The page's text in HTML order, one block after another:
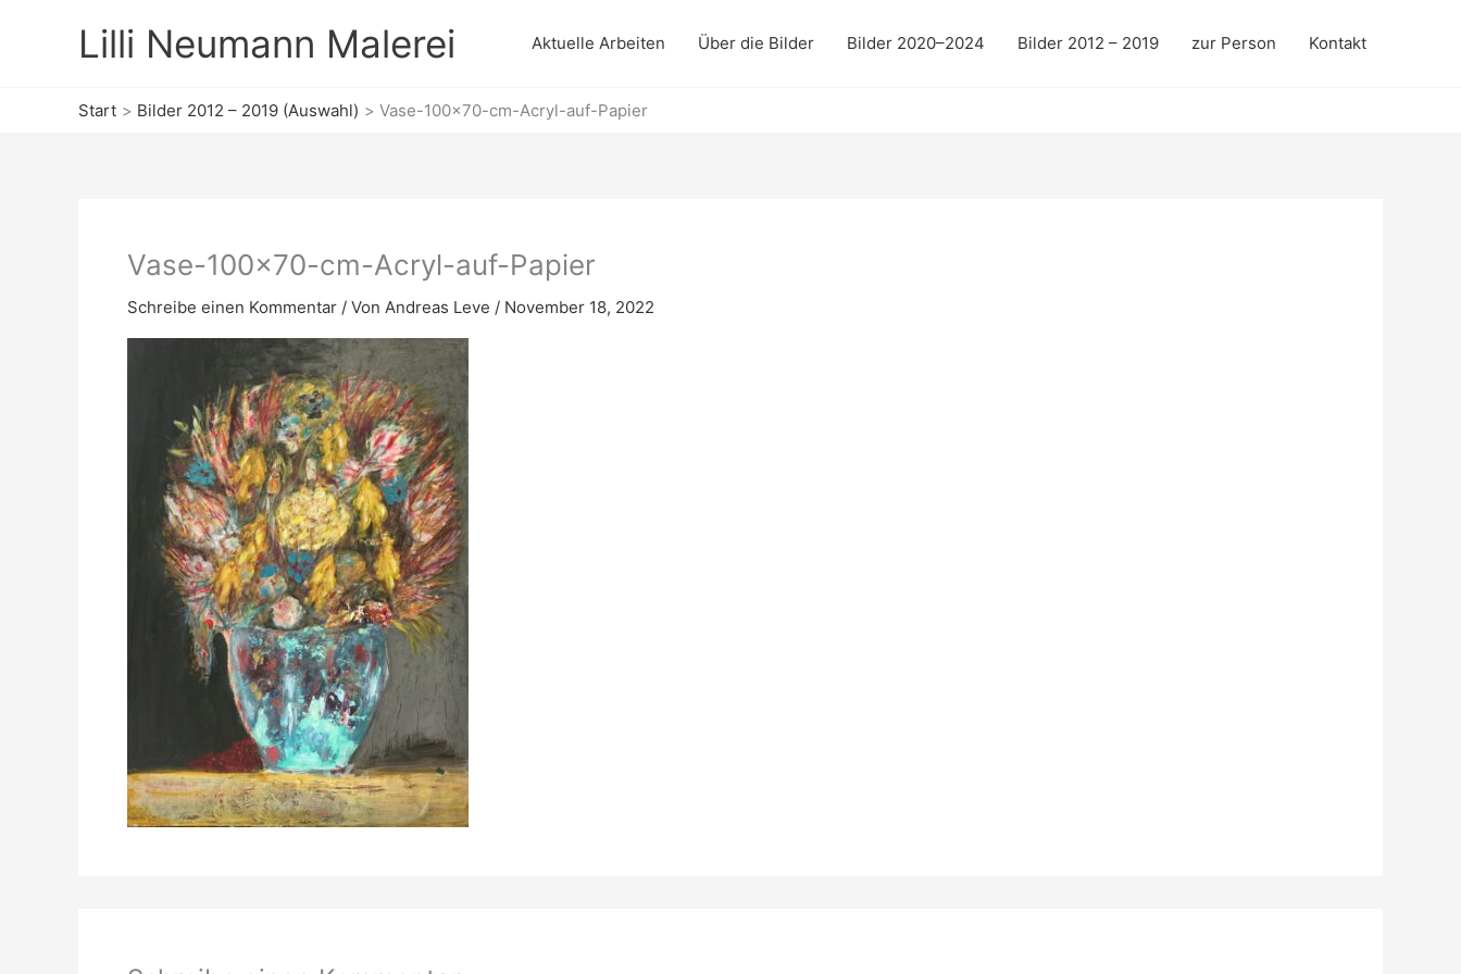
Lilli Neumann Malerei Aktuelle Arbeiten Über die Bilder Bilder 2020–2024 Bilder 2012 – 2019 zur Person Kontakt
Start Bilder 2012 – 2019 (Auswahl) Vase-100×70-cm-Acryl-auf-Papier
Vase-100×70-cm-Acryl-auf-Papier
Schreibe einen Kommentar / Von Andreas Leve / November 18, 2022